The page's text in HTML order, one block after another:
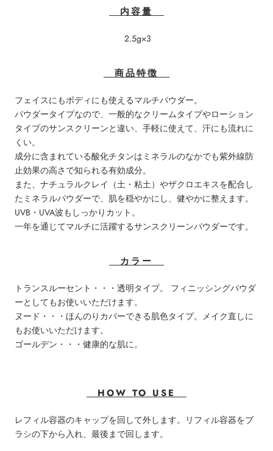
内容量
2.5g×3
商品特徴
フェイスにもボディにも使えるマルチパウダー。
パウダータイプなので、 一般的なクリームタイプやローション
タイプのサンスクリーンと違い、手軽に使えて、汗にも流れに
くい。
成分に含まれている酸化チタンはミネラルのなかでも紫外線防
止効果の高さで知られる有効成分。
また、ナチュラルクレイ（土・ 粘土）やザクロエキスを配合し
たミネラルパウダーで、 肌を穏やかにし、健やかに整えます。
UVB・UVA波もしっかり カット。
一年を通じてマルチに活躍するサンスクリーンパウダーです。
カラー
トランスルーセント・・・透明タイプ。 フィニッシングパウダ
ーとしてもお使いいただけます。
ヌード・・・ほんのりカバーできる肌色タイプ。メイク直しに
もお使いいただけます。
ゴールデン・・・健康的な肌に。
HOW TO USE
レフィル容器のキャップを回して外します。リフィル容器をブ
ラシの下から入れ、最後まで回します。